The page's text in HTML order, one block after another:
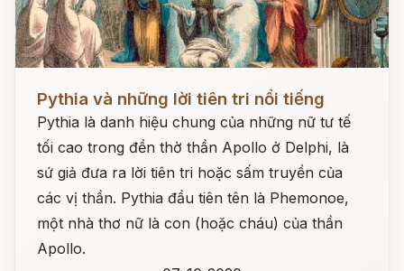
Pythia và những lời tiên tri nổi tiếng
Pythia là danh hiệu chung của những nữ tư tế
tối cao trong đền thờ thần Apollo ở Delphi, là
sứ giả đưa ra lời tiên tri hoặc sấm truyền của
các vị thần. Pythia đầu tiên tên là Phemonoe,
một nhà thơ nữ là con (hoặc cháu) của thần
Apollo.